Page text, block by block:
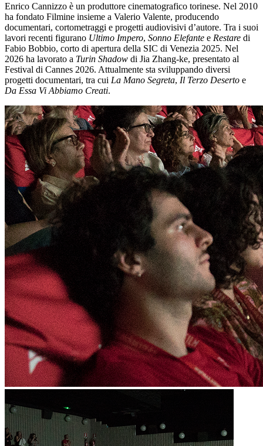
Enrico Cannizzo è un produttore cinematografico torinese. Nel 2010
ha fondato Filmine insieme a Valerio Valente, producendo
documentari, cortometraggi e progetti audiovisivi d’autore. Tra i suoi
lavori recenti figurano Ultimo Impero, Sonno Elefante e Restare di
Fabio Bobbio, corto di apertura della SIC di Venezia 2025. Nel
2026 ha lavorato a Turin Shadow di Jia Zhang-ke, presentato al
Festival di Cannes 2026. Attualmente sta sviluppando diversi
progetti documentari, tra cui La Mano Segreta, Il Terzo Deserto e
Da Essa Vi Abbiamo Creati.